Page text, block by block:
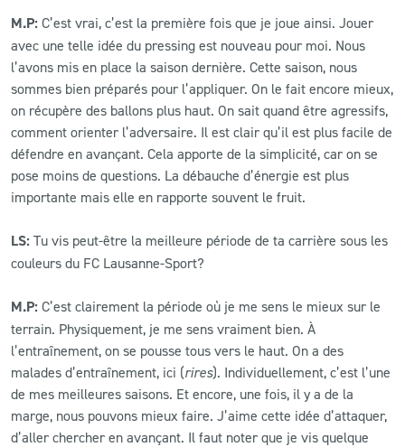
M.P: C’est vrai, c’est la première fois que je joue ainsi. Jouer
avec une telle idée du pressing est nouveau pour moi. Nous
l’avons mis en place la saison dernière. Cette saison, nous
sommes bien préparés pour l’appliquer. On le fait encore mieux,
on récupère des ballons plus haut. On sait quand être agressifs,
comment orienter l’adversaire. Il est clair qu’il est plus facile de
défendre en avançant. Cela apporte de la simplicité, car on se
pose moins de questions. La débauche d’énergie est plus
importante mais elle en rapporte souvent le fruit.
LS: Tu vis peut-être la meilleure période de ta carrière sous les
couleurs du FC Lausanne-Sport?
M.P: C’est clairement la période où je me sens le mieux sur le
terrain. Physiquement, je me sens vraiment bien. À
l’entraînement, on se pousse tous vers le haut. On a des
malades d’entraînement, ici (rires). Individuellement, c’est l’une
de mes meilleures saisons. Et encore, une fois, il y a de la
marge, nous pouvons mieux faire. J’aime cette idée d’attaquer,
d’aller chercher en avançant. Il faut noter que je vis quelque